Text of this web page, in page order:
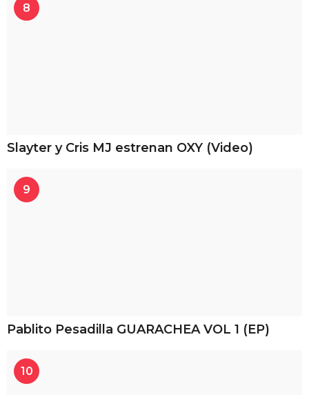
8
Slayter y Cris MJ estrenan OXY (Video)
9
Pablito Pesadilla GUARACHEA VOL 1 (EP)
10